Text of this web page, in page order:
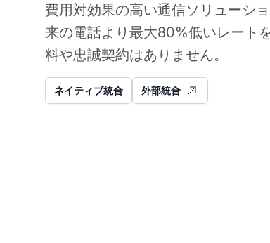
費用対効果の高い通信ソリューシ
来の電話より最大80%低いレート
料や忠誠契約はありません。
ネイティブ統合 外部統合